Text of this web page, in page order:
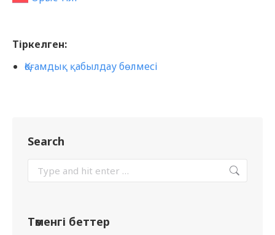
Тіркелген:
Қоғамдық қабылдау бөлмесі
Search
Төменгі беттер